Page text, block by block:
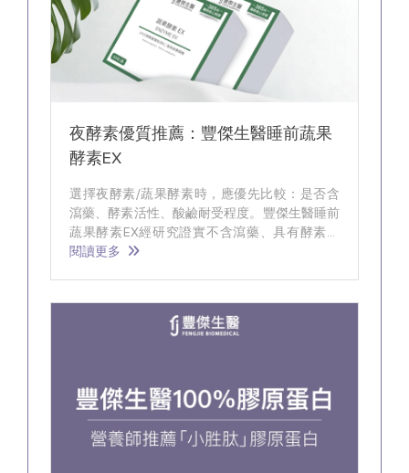
夜酵素優質推薦：豐傑生醫睡前蔬果
酵素EX
選擇夜酵素/蔬果酵素時，應優先比較：是否含
瀉藥、酵素活性、酸鹼耐受程度。豐傑生醫睡前
蔬果酵素EX經研究證實不含瀉藥、具有酵素活
性、能幫助消化與排便順暢！
閱讀更多